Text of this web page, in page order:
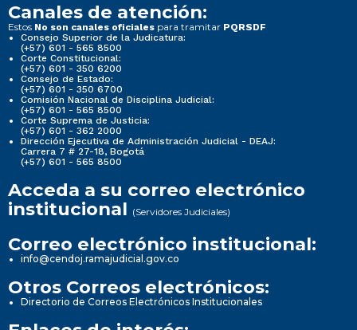
Canales de atención:
Estos No son canales oficiales para tramitar PQRSDF
Consejo Superior de la Judicatura:
(+57) 601 - 565 8500
Corte Constitucional:
(+57) 601 - 350 6200
Consejo de Estado:
(+57) 601 - 350 6700
Comisión Nacional de Disciplina Judicial:
(+57) 601 - 565 8500
Corte Suprema de Justicia:
(+57) 601 - 362 2000
Dirección Ejecutiva de Administración Judicial - DEAJ:
Carrera 7 # 27-18, Bogotá
(+57) 601 - 565 8500
Acceda a su correo electrónico
institucional (Servidores Judiciales)
Correo electrónico institucional:
info@cendoj.ramajudicial.gov.co
Otros Correos electrónicos:
Directorio de Correos Electrónicos Institucionales